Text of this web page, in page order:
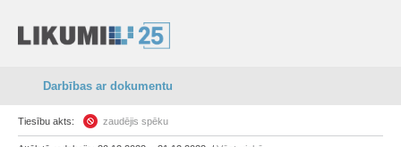
Darbības ar dokumentu
Tiesību akts: zaudējis spēku